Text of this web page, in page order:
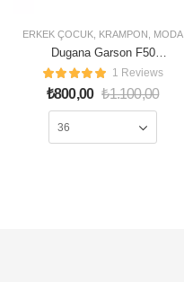
ERKEK ÇOCUK KRAMPON MODA
Dugana Garson F50
Krampon Füme Turkuaz
1 Reviews
₺800,00 ₺1.100,00